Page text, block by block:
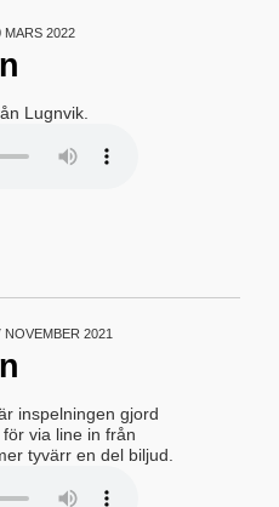
MARS 2022
Lugnvik.
2021
inspelningen gjord
via line in från
tyvärr en del biljud.